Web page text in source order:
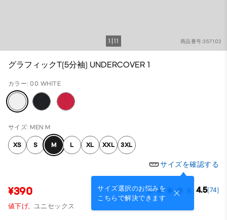
商品番号:357102
1 11
グラフィックT(5分袖) UNDERCOVER 1
カラー: 00 WHITE
サイズ: MEN M
XS S M L XL XXL 3XL
サイズを確認する
サイズ選択のお悩みを
こちらで解決できます
¥390 4.5(74)
値下げ, ユニセックス